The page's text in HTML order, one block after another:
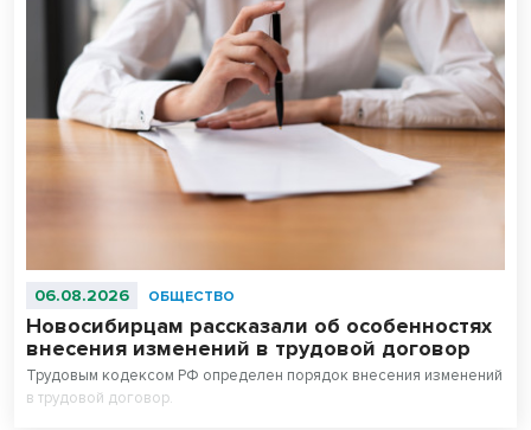
06.08.2026 ОБЩЕСТВО
Новосибирцам рассказали об особенностях
внесения изменений в трудовой договор
Трудовым кодексом РФ определен порядок внесения изменений
в трудовой договор.